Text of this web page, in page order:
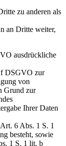
zu anderen als
an Dritte weiter,
ausdrückliche
f DSGVO zur
von
Grund zur
Ihrer Daten
6 Abs. 1 S. 1
besteht, sowie
1 S. 1 lit. b